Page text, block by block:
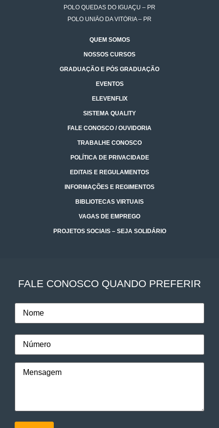
POLO QUEDAS DO IGUAÇU – PR
POLO UNIÃO DA VITÓRIA – PR
QUEM SOMOS
NOSSOS CURSOS
GRADUAÇÃO E PÓS GRADUAÇÃO
EVENTOS
ELEVENFLIX
SISTEMA QUALITY
FALE CONOSCO / OUVIDORIA
TRABALHE CONOSCO
POLÍTICA DE PRIVACIDADE
EDITAIS E REGULAMENTOS
INFORMAÇÕES E REGIMENTOS
BIBLIOTECAS VIRTUAIS
VAGAS DE EMPREGO
PROJETOS SOCIAIS – SEJA SOLIDÁRIO
FALE CONOSCO QUANDO PREFERIR